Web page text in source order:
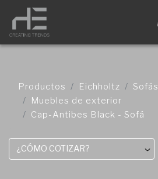
Productos Eichholtz
Sofás
Muebles de exterior
Cap-Antibes Black - Sofá
¿CÓMO COTIZAR?